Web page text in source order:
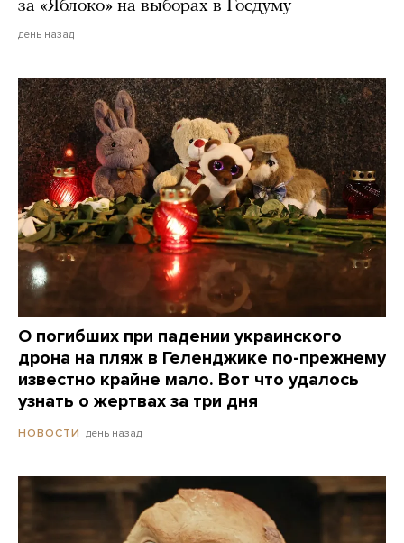
за «Яблоко» на выборах в Госдуму
день назад
О погибших при падении украинского
дрона на пляж в Геленджике по-прежнему
известно крайне мало. Вот что удалось
узнать о жертвах за три дня
НОВОСТИ день назад